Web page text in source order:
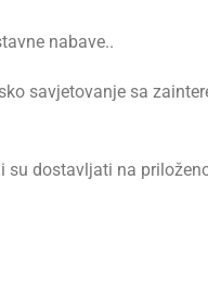
nabave..
savjetovanje sa
su dostavljati na